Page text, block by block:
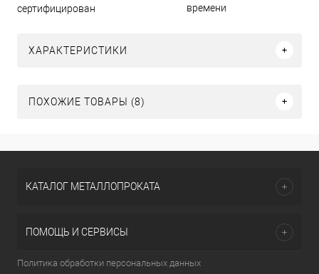
сертифицирован
времени
ХАРАКТЕРИСТИКИ
ПОХОЖИЕ ТОВАРЫ (8)
КАТАЛОГ МЕТАЛЛОПРОКАТА
ПОМОЩЬ И СЕРВИСЫ
Политика обработки персональных данных